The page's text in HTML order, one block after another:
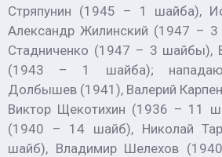
Стряпунин (1945 – 1 шайба),
Александр Жилинский (1947 –
Стадниченко (1947 – 3 шайбы),
(1943 – 1 шайба);
Долбышев (1941), Валерий
Виктор Щекотихин (1936 – 11
(1940 – 14 шайб), Николай
шайб), Владимир Шелехов